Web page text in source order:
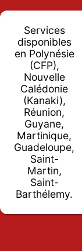
Services
disponibles
en Polynésie
(CFP),
Nouvelle
Calédonie
(Kanaki),
Réunion,
Guyane,
Martinique,
Guadeloupe,
Saint-
Martin,
Saint-
Barthélemy.